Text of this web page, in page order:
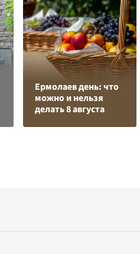
Ермолаев день: что
можно и нельзя
делать 8 августа